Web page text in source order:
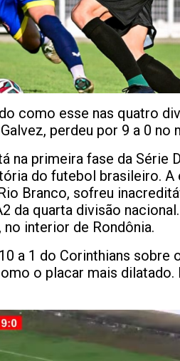
como esse nas quatro
perdeu por 9 a 0 no
na primeira fase da Série
do futebol brasileiro.
Branco, sofreu
da quarta divisão
interior de Rondônia.
a 1 do Corinthians sobre
o placar mais dilatado.